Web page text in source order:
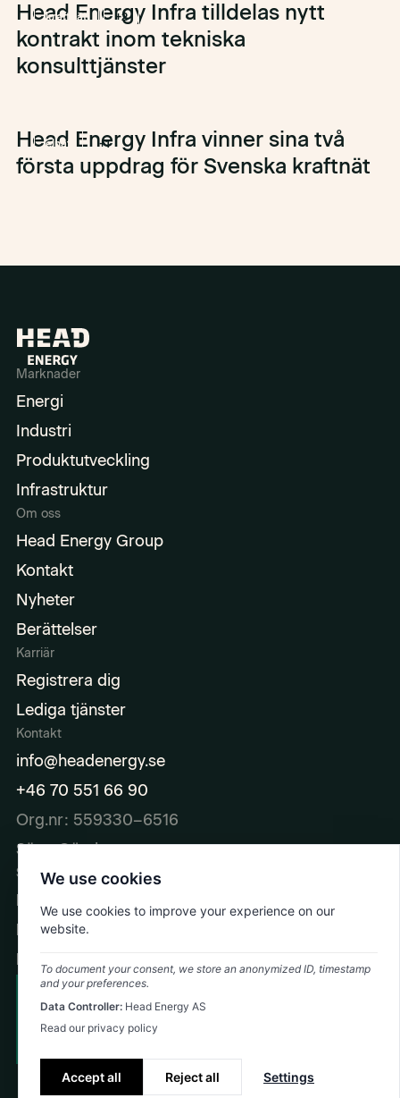
kraftnät +2
Head Energy Infra tilldelas nytt
kontrakt inom tekniska
konsulttjänster
elnät +1
Head Energy Infra vinner sina två
första uppdrag för Svenska kraftnät
Marknader
Energi
Industri
Produktutveckling
Infrastruktur
Om oss
Head Energy Group
Kontakt
Nyheter
Berättelser
Karriär
Registrera dig
Lediga tjänster
Kontakt
info@headenergy.se
+46 70 551 66 90
Org.nr: 559330–6516
Säte: Göteborg
Sociala medier
LinkedIn
Facebook
Instagram
©YYYYHead Energy
Cookie Policy
We use cookies
We use cookies to improve your experience on our
website.
To document your consent, we store an anonymized ID, timestamp
and your preferences.
Data Controller: Head Energy AS
Read our privacy policy
Accept all Reject all Settings